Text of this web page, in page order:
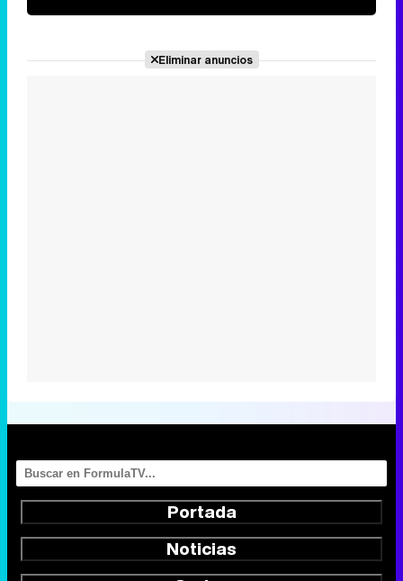
Eliminar anuncios
Portada
Noticias